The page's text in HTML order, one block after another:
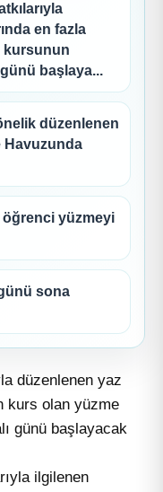
en fazla
kursunun
başlaya...
düzenlenen
Havuzunda
öğrenci yüzmeyi
sona
düzenlenen yaz
kurs olan yüzme
günü başlayacak
ilgilenen